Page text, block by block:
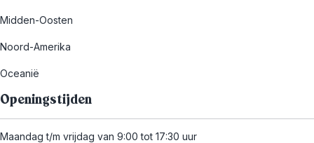
Midden-Oosten
Noord-Amerika
Oceanië
Openingstijden
Maandag t/m vrijdag van 9:00 tot 17:30 uur